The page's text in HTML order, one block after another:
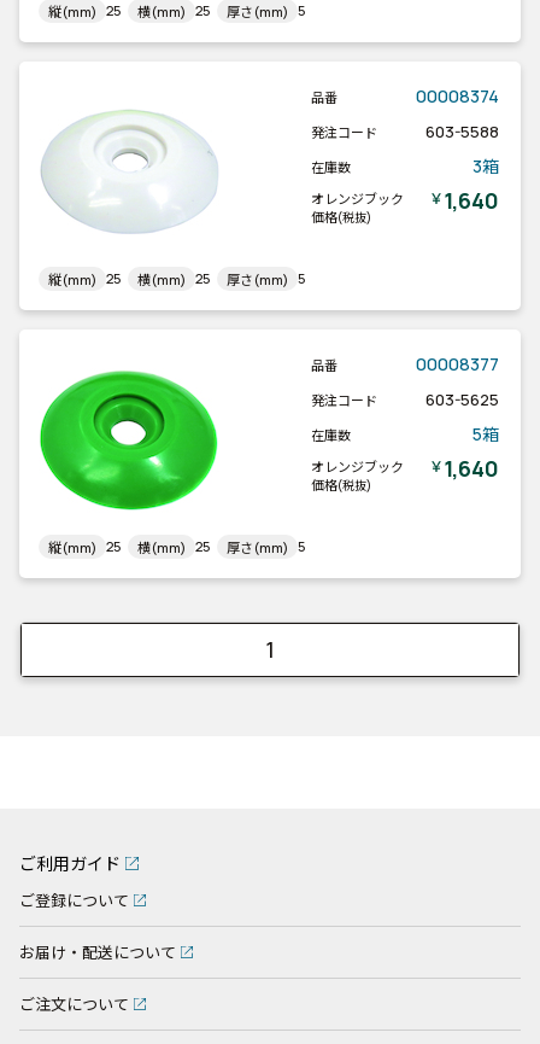
縦(mm) 25 横(mm) 25 厚さ(mm) 5
品番 00008374
発注コード 603-5588
在庫数 3箱
オレンジブック
価格(税抜)
￥1,640
縦(mm) 25 横(mm) 25 厚さ(mm) 5
品番 00008377
発注コード 603-5625
在庫数 5箱
オレンジブック
価格(税抜)
￥1,640
縦(mm) 25 横(mm) 25 厚さ(mm) 5
1
ご利用ガイド
ご登録について
お届け・配送について
ご注文について